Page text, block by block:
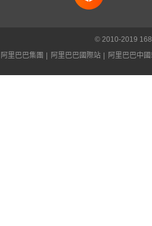
© 2010-2019
阿里巴巴集團
阿里巴巴國際站 阿里巴巴中